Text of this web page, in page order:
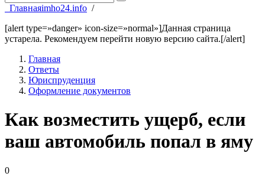
Главнаяimho24.info /
[alert type=»danger» icon-size=»normal»]Данная страница
устарела. Рекомендуем перейти новую версию сайта.[/alert]
Главная
Ответы
Юриспруденция
Оформление документов
Как возместить ущерб, если
ваш автомобиль попал в яму
0